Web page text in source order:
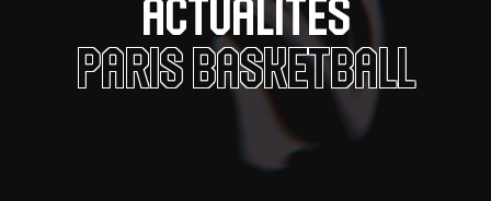
Actualités
Paris Basketball